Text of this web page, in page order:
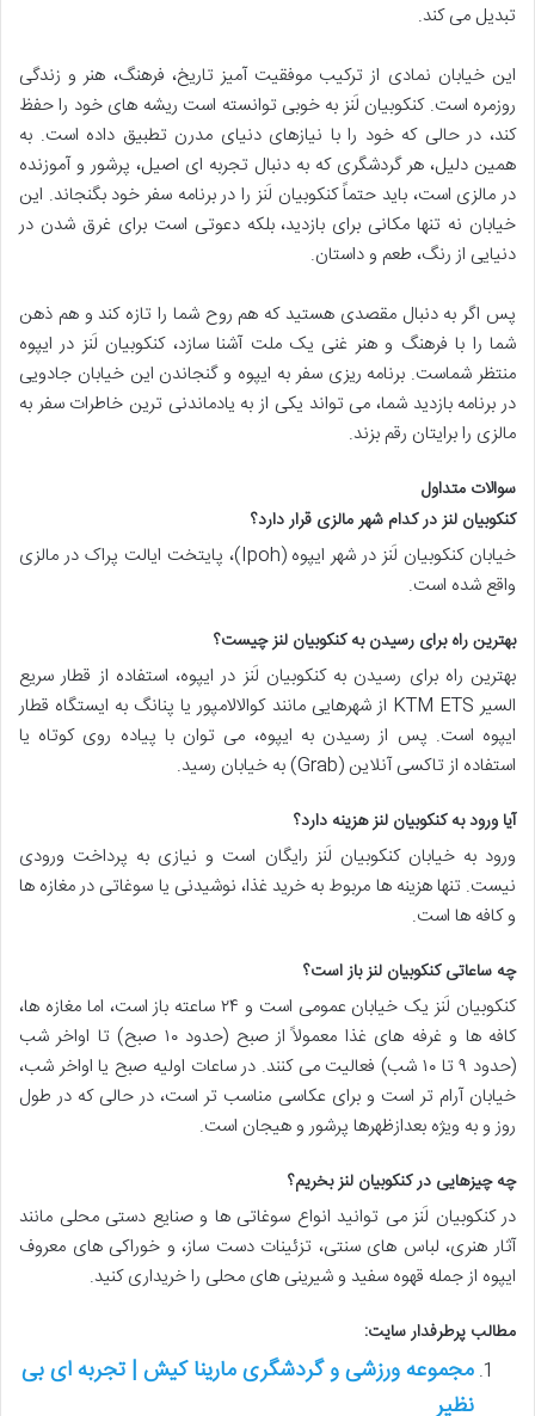
تبدیل می کند.
این خیابان نمادی از ترکیب موفقیت آمیز تاریخ، فرهنگ، هنر و زندگی
روزمره است. کنکوبیان لَنز به خوبی توانسته است ریشه های خود را حفظ
کند، در حالی که خود را با نیازهای دنیای مدرن تطبیق داده است. به
همین دلیل، هر گردشگری که به دنبال تجربه ای اصیل، پرشور و آموزنده
در مالزی است، باید حتماً کنکوبیان لَنز را در برنامه سفر خود بگنجاند. این
خیابان نه تنها مکانی برای بازدید، بلکه دعوتی است برای غرق شدن در
دنیایی از رنگ، طعم و داستان.
پس اگر به دنبال مقصدی هستید که هم روح شما را تازه کند و هم ذهن
شما را با فرهنگ و هنر غنی یک ملت آشنا سازد، کنکوبیان لَنز در ایپوه
منتظر شماست. برنامه ریزی سفر به ایپوه و گنجاندن این خیابان جادویی
در برنامه بازدید شما، می تواند یکی از به یادماندنی ترین خاطرات سفر به
مالزی را برایتان رقم بزند.
سوالات متداول
کنکوبیان لنز در کدام شهر مالزی قرار دارد؟
خیابان کنکوبیان لَنز در شهر ایپوه (Ipoh)، پایتخت ایالت پراک در مالزی
واقع شده است.
بهترین راه برای رسیدن به کنکوبیان لنز چیست؟
بهترین راه برای رسیدن به کنکوبیان لَنز در ایپوه، استفاده از قطار سریع
السیر KTM ETS از شهرهایی مانند کوالالامپور یا پنانگ به ایستگاه قطار
ایپوه است. پس از رسیدن به ایپوه، می توان با پیاده روی کوتاه یا
استفاده از تاکسی آنلاین (Grab) به خیابان رسید.
آیا ورود به کنکوبیان لنز هزینه دارد؟
ورود به خیابان کنکوبیان لَنز رایگان است و نیازی به پرداخت ورودی
نیست. تنها هزینه ها مربوط به خرید غذا، نوشیدنی یا سوغاتی در مغازه ها
و کافه ها است.
چه ساعاتی کنکوبیان لنز باز است؟
کنکوبیان لَنز یک خیابان عمومی است و ۲۴ ساعته باز است، اما مغازه ها،
کافه ها و غرفه های غذا معمولاً از صبح (حدود ۱۰ صبح) تا اواخر شب
(حدود ۹ تا ۱۰ شب) فعالیت می کنند. در ساعات اولیه صبح یا اواخر شب،
خیابان آرام تر است و برای عکاسی مناسب تر است، در حالی که در طول
روز و به ویژه بعدازظهرها پرشور و هیجان است.
چه چیزهایی در کنکوبیان لنز بخریم؟
در کنکوبیان لَنز می توانید انواع سوغاتی ها و صنایع دستی محلی مانند
آثار هنری، لباس های سنتی، تزئینات دست ساز، و خوراکی های معروف
ایپوه از جمله قهوه سفید و شیرینی های محلی را خریداری کنید.
مطالب پرطرفدار سایت:
مجموعه ورزشی و گردشگری مارینا کیش | تجربه ای بی
نظیر